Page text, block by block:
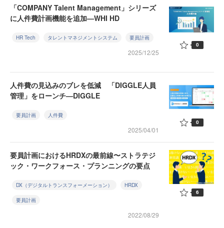
「COMPANY Talent Management」シリーズ
に人件費計画機能を追加—WHI HD
HR Tech タレントマネジメントシステム 要員計画
2025/12/25
0
人件費の見込みのブレを低減 「DIGGLE人員
管理」をローンチ—DIGGLE
要員計画 人件費
2025/04/01
0
要員計画におけるHRDXの最前線〜ストラテジ
ック・ワークフォース・プランニングの要点
DX（デジタルトランスフォーメーション） HRDX
要員計画
2022/08/29
6